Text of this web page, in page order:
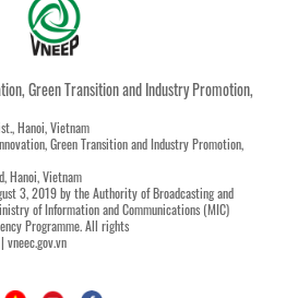
Green Transition and Industry Promotion,
Hanoi, Vietnam
Green Transition and Industry Promotion,
Hanoi, Vietnam
3, 2019 by the Authority of Broadcasting and
of Information and Communications (MIC)
Programme. All rights
vneec.gov.vn